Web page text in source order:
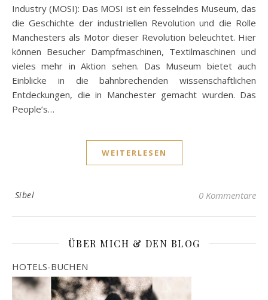
Industry (MOSI): Das MOSI ist ein fesselndes Museum, das
die Geschichte der industriellen Revolution und die Rolle
Manchesters als Motor dieser Revolution beleuchtet. Hier
können Besucher Dampfmaschinen, Textilmaschinen und
vieles mehr in Aktion sehen. Das Museum bietet auch
Einblicke in die bahnbrechenden wissenschaftlichen
Entdeckungen, die in Manchester gemacht wurden. Das
People’s…
WEITERLESEN
Sibel 0 Kommentare
ÜBER MICH & DEN BLOG
HOTELS-BUCHEN